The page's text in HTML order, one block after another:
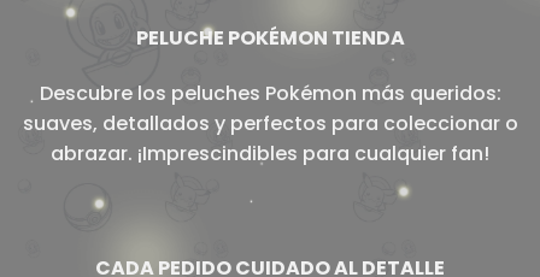
PELUCHE POKÉMON TIENDA
Descubre los peluches Pokémon más queridos:
suaves, detallados y perfectos para coleccionar o
abrazar. ¡Imprescindibles para cualquier fan!
CADA PEDIDO CUIDADO AL DETALLE